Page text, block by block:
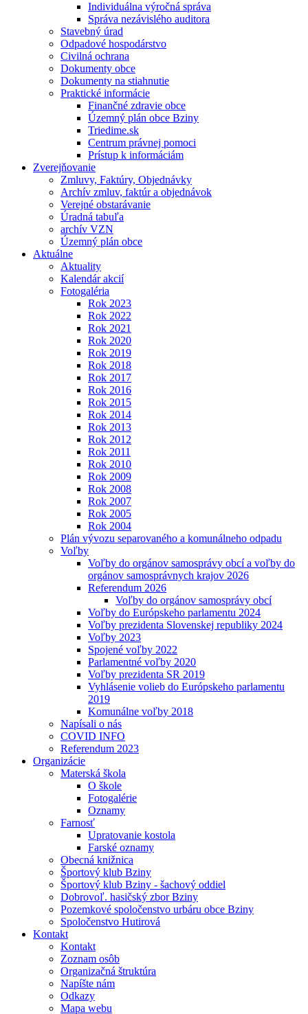
Individuálna výročná správa
Správa nezávislého auditora
Stavebný úrad
Odpadové hospodárstvo
Civilná ochrana
Dokumenty obce
Dokumenty na stiahnutie
Praktické informácie
Finančné zdravie obce
Územný plán obce Bziny
Triedime.sk
Centrum právnej pomoci
Prístup k informáciám
Zverejňovanie
Zmluvy, Faktúry, Objednávky
Archív zmluv, faktúr a objednávok
Verejné obstarávanie
Úradná tabuľa
archív VZN
Územný plán obce
Aktuálne
Aktuality
Kalendár akcií
Fotogaléria
Rok 2023
Rok 2022
Rok 2021
Rok 2020
Rok 2019
Rok 2018
Rok 2017
Rok 2016
Rok 2015
Rok 2014
Rok 2013
Rok 2012
Rok 2011
Rok 2010
Rok 2009
Rok 2008
Rok 2007
Rok 2005
Rok 2004
Plán vývozu separovaného a komunálneho odpadu
Voľby
Voľby do orgánov samosprávy obcí a voľby do
orgánov samosprávnych krajov 2026
Referendum 2026
Voľby do orgánov samosprávy obcí
Voľby do Európskeho parlamentu 2024
Voľby prezidenta Slovenskej republiky 2024
Voľby 2023
Spojené voľby 2022
Parlamentné voľby 2020
Voľby prezidenta SR 2019
Vyhlásenie volieb do Európskeho parlamentu
2019
Komunálne voľby 2018
Napísali o nás
COVID INFO
Referendum 2023
Organizácie
Materská škola
O škole
Fotogalérie
Oznamy
Farnosť
Upratovanie kostola
Farské oznamy
Obecná knižnica
Športový klub Bziny
Športový klub Bziny - šachový oddiel
Dobrovoľ. hasičský zbor Bziny
Pozemkové spoločenstvo urbáru obce Bziny
Spoločenstvo Hutirová
Kontakt
Kontakt
Zoznam osôb
Organizačná štruktúra
Napíšte nám
Odkazy
Mapa webu